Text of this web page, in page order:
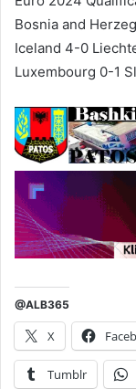
Bosnia and
Iceland 4-0
Luxembourg 0-1
@ALB365
X
Tumblr